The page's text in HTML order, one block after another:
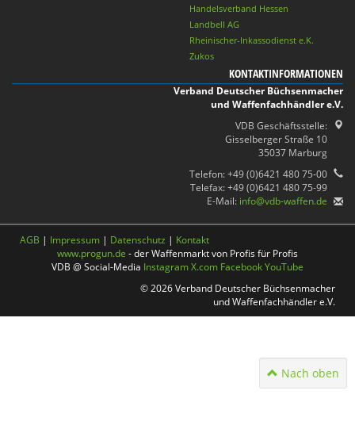
Handelsverband Hessen
Landbell AG
Rheinischer-Inkassodienst e.K.
Zukos
KONTAKTINFORMATIONEN
Verband Deutscher Büchsenmacher
und Waffenfachhändler e.V.
VDB Geschäftsstelle:
Gisselberger Straße 10
35037 Marburg
Telefon: +49 (0)6421 480 75-00
Telefax: +49 (0)6421 480 75-99
E-Mail: info@vdb-waffen.de
AGB | Impressum | Datenschutz | Kontakt
www.progun.de - der Waffenmarkt von Profis für Profis
VDB @ Social-Media InstagramX.com FacebookYouTube
© 2026 Verband Deutscher Büchsenmacher
und Waffenfachhändler e.V.
Nach oben